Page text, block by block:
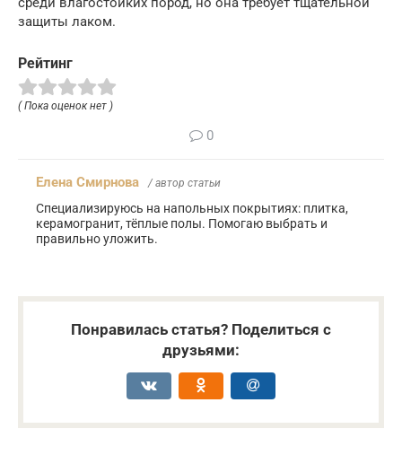
защиты лаком.
Рейтинг
( Пока оценок нет )
0
Елена Смирнова / автор статьи
Специализируюсь на напольных покрытиях: плитка,
керамогранит, тёплые полы. Помогаю выбрать и
правильно уложить.
Понравилась статья? Поделиться с
друзьями: